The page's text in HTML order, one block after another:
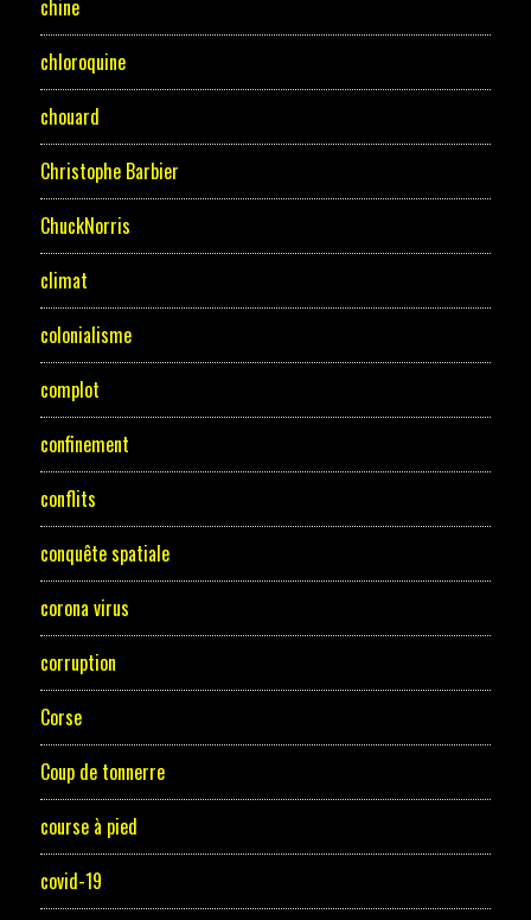
chine
chloroquine
chouard
Christophe Barbier
ChuckNorris
climat
colonialisme
complot
confinement
conflits
conquête spatiale
corona virus
corruption
Corse
Coup de tonnerre
course à pied
covid-19